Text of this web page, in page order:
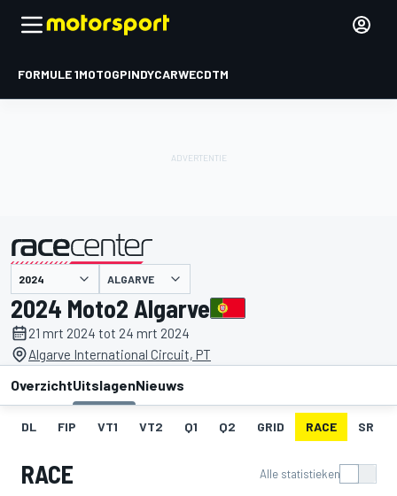
FORMULE 1MOTOGPINDYCARWECDTM
gepresenteerd door ALGARVE
2024 Moto2 Algarve
21 mrt 2024 tot 24 mrt 2024
Algarve International Circuit, PT
OverzichtUitslagenNieuws
DL FIP VT1 VT2 Q1 Q2 GRID RACE SR
RACE Alle statistieken